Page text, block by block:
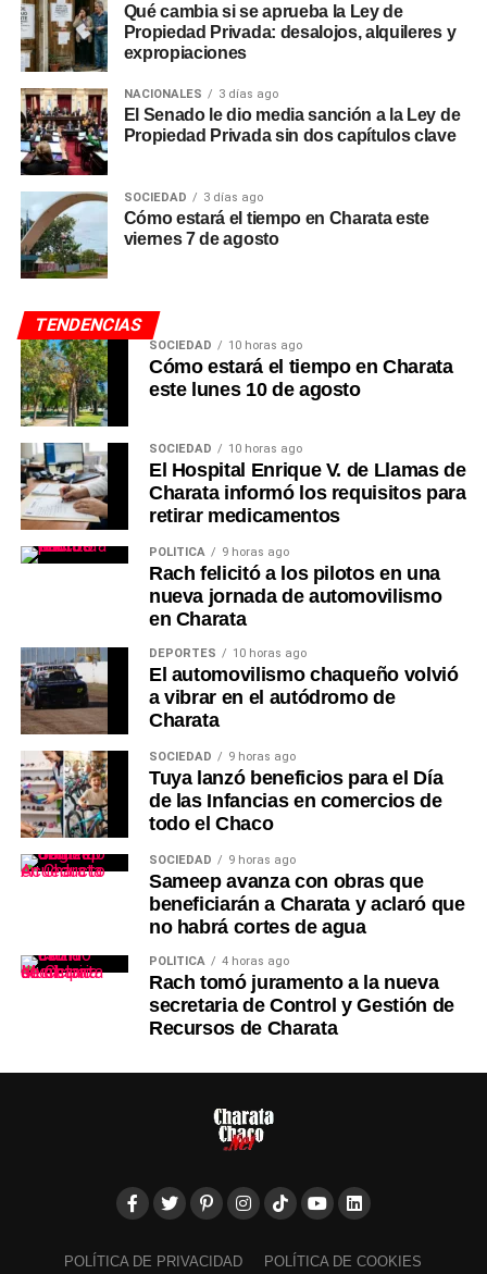
Qué cambia si se aprueba la Ley de
Propiedad Privada: desalojos, alquileres y
expropiaciones
NACIONALES 3 días ago
El Senado le dio media sanción a la Ley de
Propiedad Privada sin dos capítulos clave
SOCIEDAD 3 días ago
Cómo estará el tiempo en Charata este
viernes 7 de agosto
TENDENCIAS
SOCIEDAD 10 horas ago
Cómo estará el tiempo en Charata
este lunes 10 de agosto
SOCIEDAD 10 horas ago
El Hospital Enrique V. de Llamas de
Charata informó los requisitos para
retirar medicamentos
POLÍTICA 9 horas ago
Rach felicitó a los pilotos en una
nueva jornada de automovilismo
en Charata
DEPORTES 10 horas ago
El automovilismo chaqueño volvió
a vibrar en el autódromo de
Charata
SOCIEDAD 9 horas ago
Tuya lanzó beneficios para el Día
de las Infancias en comercios de
todo el Chaco
SOCIEDAD 9 horas ago
Sameep avanza con obras que
beneficiarán a Charata y aclaró que
no habrá cortes de agua
POLÍTICA 4 horas ago
Rach tomó juramento a la nueva
secretaria de Control y Gestión de
Recursos de Charata
POLÍTICA DE PRIVACIDAD POLÍTICA DE COOKIES